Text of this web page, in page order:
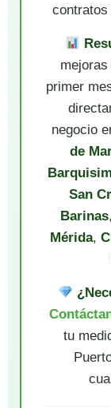
contratos
primer
negocio
de
San
Barinas,
Mérida,
tu